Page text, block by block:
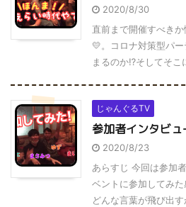
2020/8/30
直前まで開催すべき
💛。コロナ対策型パ
まるのか⁉️そしてそこ
じゃんぐるTV
参加者インタビ
2020/8/23
あらすじ 今回は参加
ベントに参加してみた
どんな言葉が飛び出